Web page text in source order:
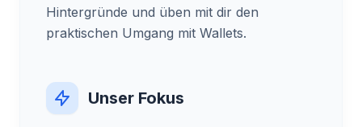
Hintergründe und üben mit dir den
praktischen Umgang mit Wallets.
Unser Fokus